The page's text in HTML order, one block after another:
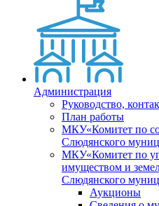
Администрация
Руководство,
План работы
МКУ«Комитет по
Слюдянского
МКУ«Комитет по
имуществом и
Слюдянского
Аукционы